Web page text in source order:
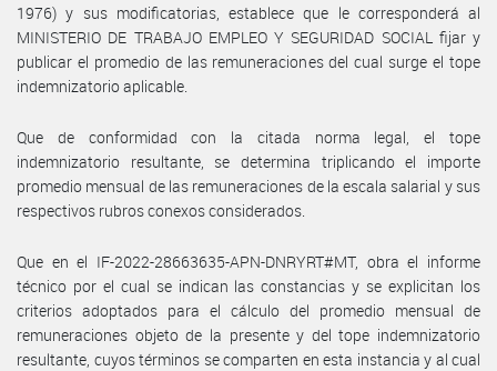
1976) y sus modificatorias, establece que le corresponderá al
MINISTERIO DE TRABAJO EMPLEO Y SEGURIDAD SOCIAL fijar y
publicar el promedio de las remuneraciones del cual surge el tope
indemnizatorio aplicable.
Que de conformidad con la citada norma legal, el tope
indemnizatorio resultante, se determina triplicando el importe
promedio mensual de las remuneraciones de la escala salarial y sus
respectivos rubros conexos considerados.
Que en el IF-2022-28663635-APN-DNRYRT#MT, obra el informe
técnico por el cual se indican las constancias y se explicitan los
criterios adoptados para el cálculo del promedio mensual de
remuneraciones objeto de la presente y del tope indemnizatorio
resultante, cuyos términos se comparten en esta instancia y al cual